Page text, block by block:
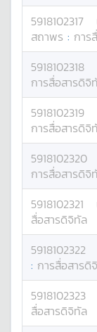
5918102317
สถาพร : การ
5918102318
การสื่อสารดิจิ
5918102319
การสื่อสารดิจิ
5918102320
การสื่อสารดิจิ
5918102321
สื่อสารดิจิทัล
5918102322
: การสื่อสารดิ
5918102323
สื่อสารดิจิทัล